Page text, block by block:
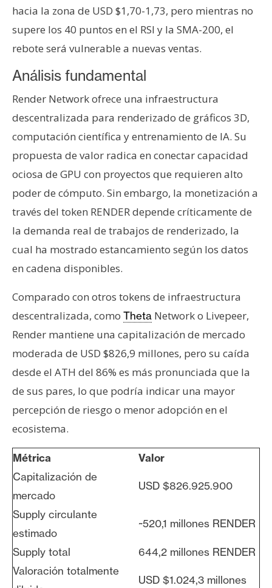
hacia la zona de USD $1,70-1,73, pero mientras no
supere los 40 puntos en el RSI y la SMA-200, el
rebote será vulnerable a nuevas ventas.
Análisis fundamental
Render Network ofrece una infraestructura
descentralizada para renderizado de gráficos 3D,
computación científica y entrenamiento de IA. Su
propuesta de valor radica en conectar capacidad
ociosa de GPU con proyectos que requieren alto
poder de cómputo. Sin embargo, la monetización a
través del token RENDER depende críticamente de
la demanda real de trabajos de renderizado, la
cual ha mostrado estancamiento según los datos
en cadena disponibles.
Comparado con otros tokens de infraestructura
descentralizada, como Theta Network o Livepeer,
Render mantiene una capitalización de mercado
moderada de USD $826,9 millones, pero su caída
desde el ATH del 86% es más pronunciada que la
de sus pares, lo que podría indicar una mayor
percepción de riesgo o menor adopción en el
ecosistema.
Métrica
Valor
Capitalización de
mercado
USD $826.925.900
Supply circulante
estimado
~520,1 millones RENDER
Supply total
644,2 millones RENDER
Valoración totalmente
USD $1.024,3 millones